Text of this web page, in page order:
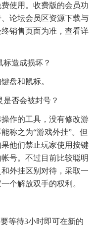
使用。收费版的会员功
论坛会员区资源下载与
销售页面为准，查看详
造成损坏？
盘和鼠标。
否会被封号？
作的工具，没有修改游
称之为“游戏外挂”。但
他们禁止玩家使用按键
号。不过目前比较聪明
外挂区别对待，采取一
个解放双手的权利。
等待3小时即可在新的